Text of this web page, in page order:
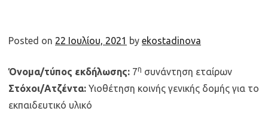
Posted on 22 Ιουλίου, 2021 by ekostadinova
Όνομα/τύπος εκδήλωσης: 7η συνάντηση εταίρων
Στόχοι/Ατζέντα: Υιοθέτηση κοινής γενικής δομής για το
εκπαιδευτικό υλικό